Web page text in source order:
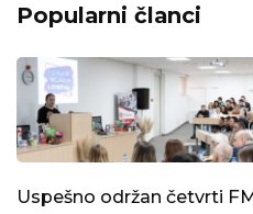
Popularni članci
Uspešno održan četvrti